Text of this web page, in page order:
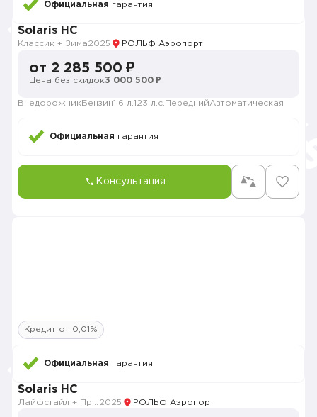
Официальная гарантия
Solaris HC
Классик + Зима2025 РОЛЬФ Аэропорт
от 2 285 500 ₽
Цена без скидок3 000 500 ₽
Внедорожник Бензин1.6 л. 123 л.с. ПереднийАвтоматическая
Официальная гарантия
Консультация
Кредит от 0,01%
Официальная гарантия
Solaris HC
2025 РОЛЬФ Аэропорт